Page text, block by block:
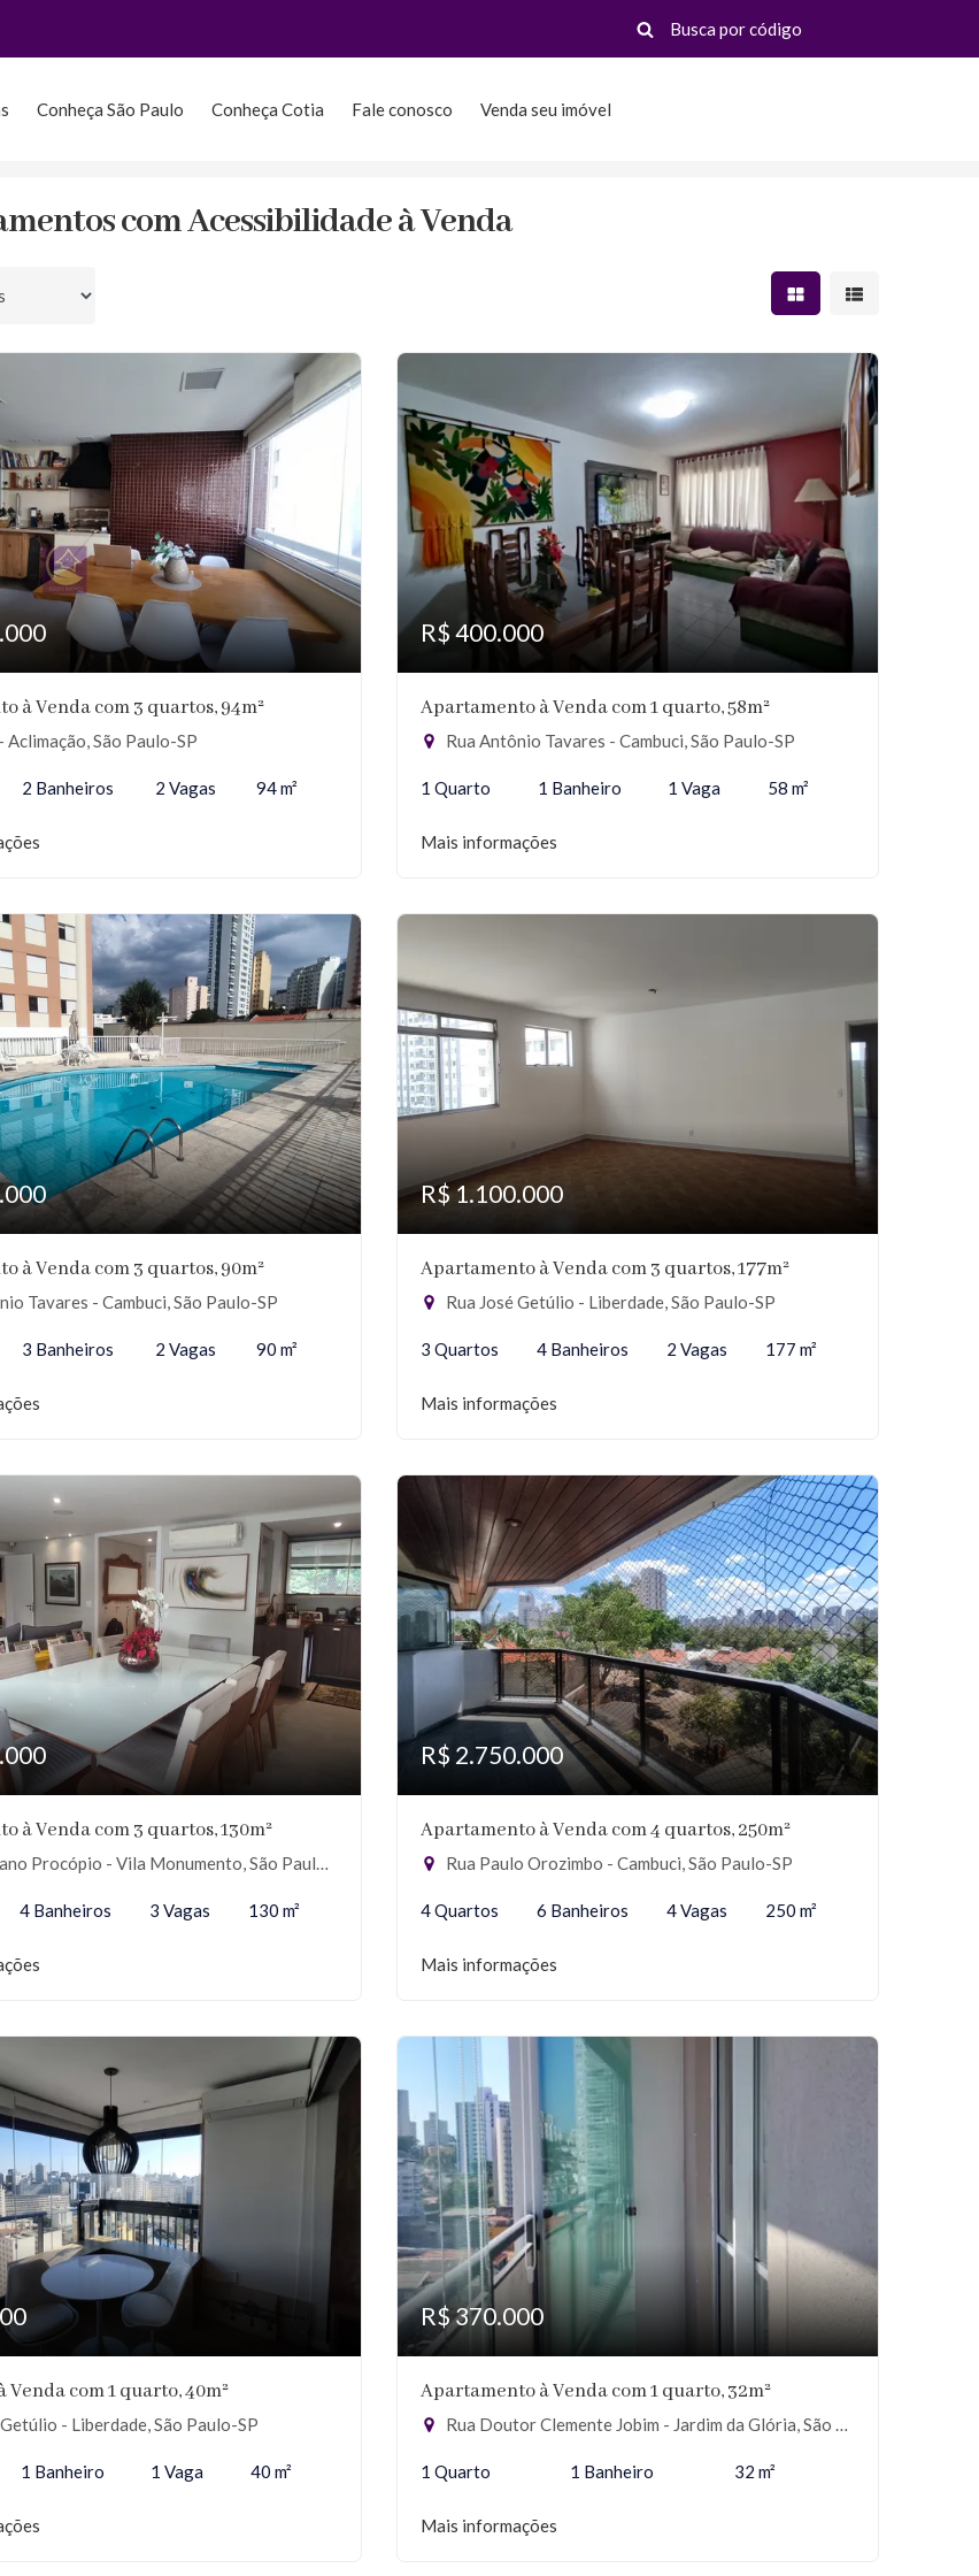
Conheça São Paulo Conheça Cotia Fale conosco Venda seu imóvel
com Acessibilidade à Venda
Mostrar resultados em
Mostrar
à Venda com 3 quartos, 94m²
Aclimação, São Paulo-SP
2 Banheiros 2 Vagas 94 m²
R$ 400.000
Apartamento à Venda com 1 quarto, 58m²
Rua Antônio Tavares - Cambuci, São Paulo-SP
1 Quarto 1 Banheiro 1 Vaga 58 m²
Mais informações
à Venda com 3 quartos, 90m²
Tavares - Cambuci, São Paulo-SP
3 Banheiros 2 Vagas 90 m²
R$ 1.100.000
Apartamento à Venda com 3 quartos, 177m²
Rua José Getúlio - Liberdade, São Paulo-SP
3 Quartos 4 Banheiros 2 Vagas 177 m²
Mais informações
à Venda com 3 quartos, 130m²
Procópio - Vila Monumento, São Paulo-SP
4 Banheiros 3 Vagas 130 m²
R$ 2.750.000
Apartamento à Venda com 4 quartos, 250m²
Rua Paulo Orozimbo - Cambuci, São Paulo-SP
4 Quartos 6 Banheiros 4 Vagas 250 m²
Mais informações
Venda com 1 quarto, 40m²
- Liberdade, São Paulo-SP
1 Banheiro 1 Vaga 40 m²
R$ 370.000
Apartamento à Venda com 1 quarto, 32m²
Rua Doutor Clemente Jobim - Jardim da Glória, São Paulo-SP
1 Quarto 1 Banheiro 32 m²
Mais informações